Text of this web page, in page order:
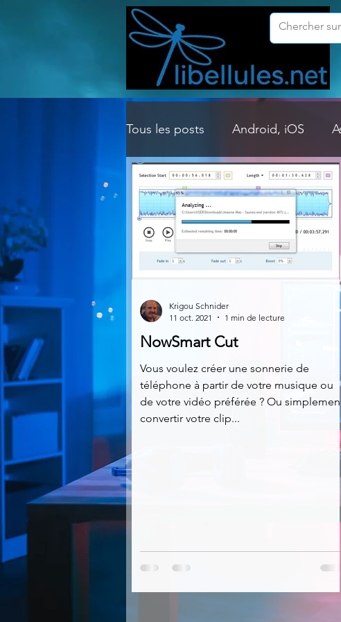
Tous les posts Android, iOS
Customisation Windows
Gestion Système Graphisme
Multimedia
Photographie Réseaux
Logiciels les plus
NowSmart Cut
Vous voulez créer une sonnerie de
téléphone à partir de votre musique ou
de votre vidéo préférée ? Ou simplement
convertir votre clip...
Krigou Schnider
11 oct. 2021
1 min de lecture